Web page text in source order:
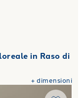
in Raso di
+dimensioni
rosa alba